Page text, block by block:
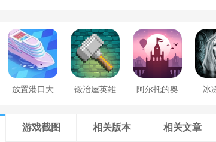
放置港口大 锻冶屋英雄 阿尔托的奥 冰
游戏截图 相关版本 相关文章